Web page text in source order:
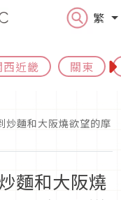
繁
西近畿 關東
炒麵和大阪燒欲望的摩
麵和大阪燒